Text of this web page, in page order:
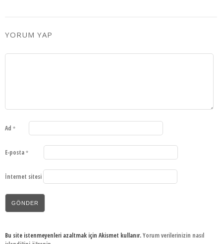
YORUM YAP
Ad *
E-posta *
İnternet sitesi
Bu site istenmeyenleri azaltmak için Akismet kullanır.Yorum verilerinizin nasıl